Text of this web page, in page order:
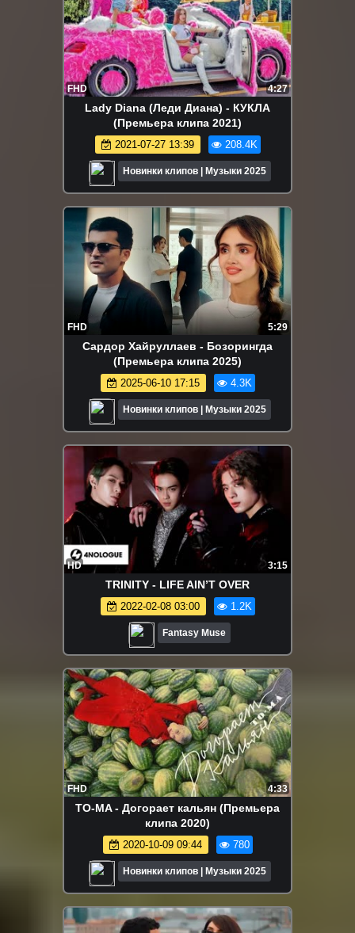
FHD 4:27
Lady Diana (Леди Диана) - КУКЛА
(Премьера клипа 2021)
2021-07-27 13:39 208.4K
Новинки клипов | Музыки 2025
FHD 5:29
Сардор Хайруллаев - Бозорингда
(Премьера клипа 2025)
2025-06-10 17:15 4.3K
Новинки клипов | Музыки 2025
HD 3:15
TRINITY - LIFE AIN’T OVER
2022-02-08 03:00 1.2K
Fantasy Muse
FHD 4:33
TO-MA - Догорает кальян (Премьера
клипа 2020)
2020-10-09 09:44 780
Новинки клипов | Музыки 2025